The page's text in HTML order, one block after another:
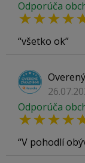
Odporúča
všetko ok
Odporúča
V pohodlí